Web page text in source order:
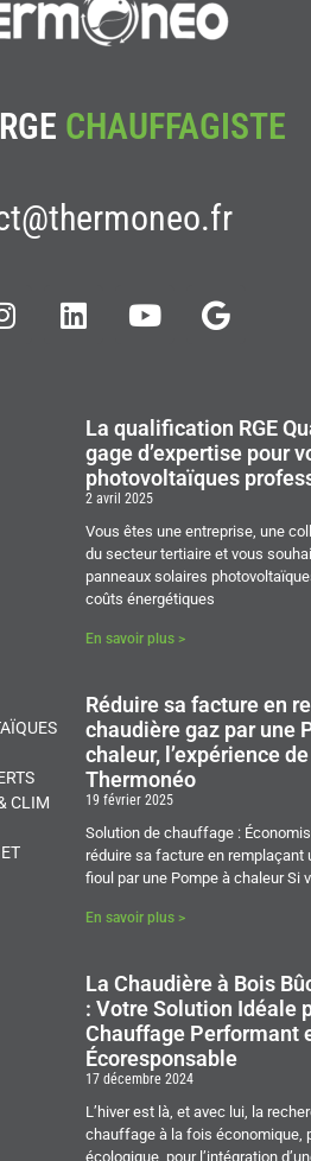
CHAUFFAGISTE
CLIM
La qualification RGE
gage d’expertise pour
photovoltaïques
2 avril 2025
Vous êtes une entreprise, une
du secteur tertiaire et vous
panneaux solaires
coûts énergétiques
En savoir plus >
Réduire sa facture en
chaudière gaz par une
chaleur, l’expérience
Thermonéo
19 février 2025
Solution de chauffage :
réduire sa facture en remplaçant
fioul par une Pompe à chaleur Si
En savoir plus >
La Chaudière à Bois
: Votre Solution Idéale
Chauffage Performant
Écoresponsable
17 décembre 2024
L’hiver est là, et avec lui, la
chauffage à la fois économique,
écologique, pour l’intégration